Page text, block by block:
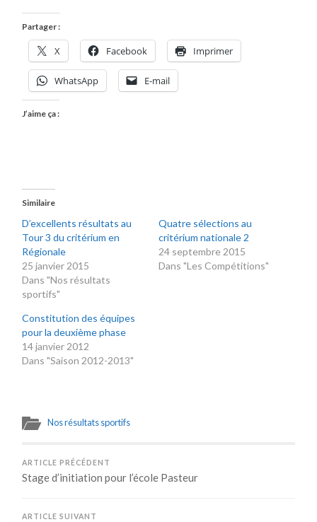
Partager :
X Facebook Imprimer
WhatsApp E-mail
J’aime ça :
Similaire
D’excellents résultats au
Tour 3 du critérium en
Régionale
25 janvier 2015
Dans "Nos résultats
sportifs"
Quatre sélections au
critérium nationale 2
24 septembre 2015
Dans "Les Compétitions"
Constitution des équipes
pour la deuxième phase
14 janvier 2012
Dans "Saison 2012-2013"
Nos résultats sportifs
ARTICLE PRÉCÉDENT
Stage d’initiation pour l’école Pasteur
ARTICLE SUIVANT